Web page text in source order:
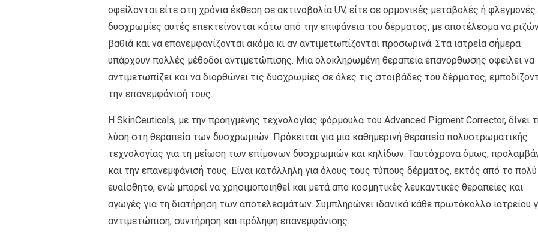
οφείλονται είτε στη χρόνια έκθεση σε ακτινοβολία UV, είτε σε ορμονικές μεταβολές ή
δυσχρωμίες αυτές επεκτείνονται κάτω από την επιφάνεια του δέρματος, με αποτέλεσμα να
βαθιά και να επανεμφανίζονται ακόμα κι αν αντιμετωπίζονται προσωρινά. Στα ιατρεία σήμερα
υπάρχουν πολλές μέθοδοι αντιμετώπισης. Μια ολοκληρωμένη θεραπεία επανόρθωσης οφείλει να
αντιμετωπίζει και να διορθώνει τις δυσχρωμίες σε όλες τις στοιβάδες του δέρματος,
την επανεμφάνισή τους.
Η SkinCeuticals, με την προηγμένης τεχνολογίας φόρμουλα του Advanced Pigment Corrector, δίνει
λύση στη θεραπεία των δυσχρωμιών. Πρόκειται για μια καθημερινή θεραπεία πολυστρωματικής
τεχνολογίας για τη μείωση των επίμονων δυσχρωμιών και κηλίδων. Ταυτόχρονα όμως,
και την επανεμφάνισή τους. Είναι κατάλληλη για όλους τους τύπους δέρματος, εκτός από το πολύ
ευαίσθητο, ενώ μπορεί να χρησιμοποιηθεί και μετά από κοσμητικές λευκαντικές θεραπείες και
αγωγές για τη διατήρηση των αποτελεσμάτων. Συμπληρώνει ιδανικά κάθε πρωτόκολλο ιατρείου
αντιμετώπιση, συντήρηση και πρόληψη επανεμφάνισης.